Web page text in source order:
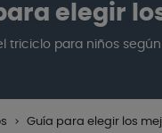
elegir
triciclo para niños
Guía para elegir los